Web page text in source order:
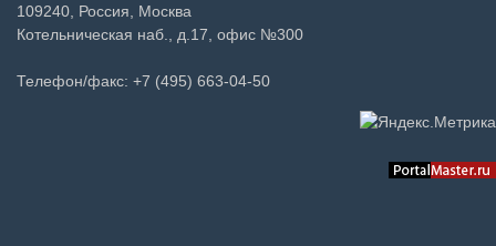
109240, Россия, Москва
Котельническая наб., д.17, офис №300
Телефон/факс: +7 (495) 663-04-50